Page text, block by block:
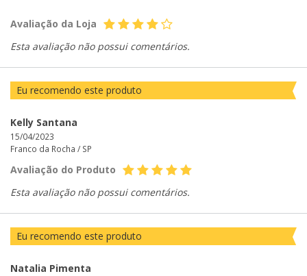
Avaliação da Loja
Esta avaliação não possui comentários.
Eu recomendo este produto
Kelly Santana
15/04/2023
Franco da Rocha / SP
Avaliação do Produto
Esta avaliação não possui comentários.
Eu recomendo este produto
Natalia Pimenta